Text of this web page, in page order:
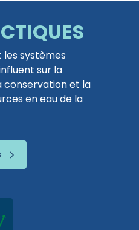
systèmes
sur la
conservation et la
en eau de la